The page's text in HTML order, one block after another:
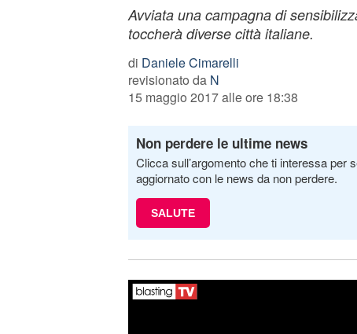
Avviata una campagna di
toccherà diverse città italiane.
di Daniele Cimarelli
revisionato da N
15 maggio 2017 alle ore 18:38
Non perdere le ultime news
Clicca sull’argomento che ti interessa per
aggiornato con le news da non perdere.
SALUTE